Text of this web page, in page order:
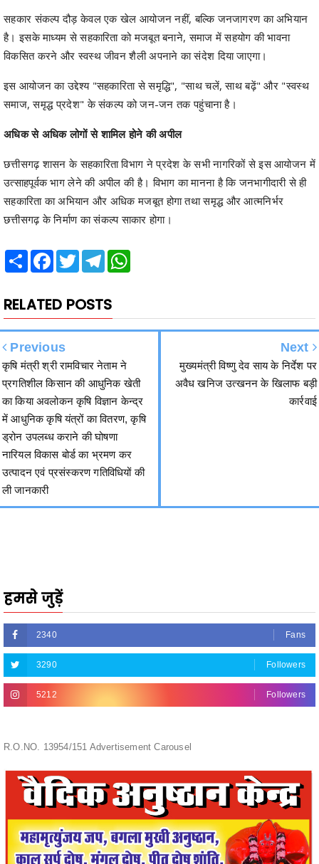
सहकार संकल्प दौड़ केवल एक खेल आयोजन नहीं, बल्कि जनजागरण का अभियान
है। इसके माध्यम से सहकारिता को मजबूत बनाने, समाज में सहयोग की भावना
विकसित करने और स्वस्थ जीवन शैली अपनाने का संदेश दिया जाएगा।
इस आयोजन का उद्देश्य "सहकारिता से समृद्धि", "साथ चलें, साथ बढ़ें" और "स्वस्थ
समाज, समृद्ध प्रदेश" के संकल्प को जन-जन तक पहुंचाना है।
अधिक से अधिक लोगों से शामिल होने की अपील
छत्तीसगढ़ शासन के सहकारिता विभाग ने प्रदेश के सभी नागरिकों से इस आयोजन में
उत्साहपूर्वक भाग लेने की अपील की है। विभाग का मानना है कि जनभागीदारी से ही
सहकारिता का अभियान और अधिक मजबूत होगा तथा समृद्ध और आत्मनिर्भर
छत्तीसगढ़ के निर्माण का संकल्प साकार होगा।
Share Facebook
Twitter Telegram
RELATED POSTS
Previous
कृषि मंत्री श्री रामविचार नेताम ने
प्रगतिशील किसान की आधुनिक खेती
का किया अवलोकन कृषि विज्ञान केन्द्र
में आधुनिक कृषि यंत्रों का वितरण, कृषि
ड्रोन उपलब्ध कराने की घोषणा
नारियल विकास बोर्ड का भ्रमण कर
उत्पादन एवं प्रसंस्करण गतिविधियों की
ली जानकारी
Next
मुख्यमंत्री विष्णु देव साय के निर्देश पर
अवैध खनिज उत्खनन के खिलाफ बड़ी
कार्रवाई
हमसे जुड़ें
2340 Fans
3290 Followers
5212 Followers
R.O.NO. 13954/151 Advertisement Carousel